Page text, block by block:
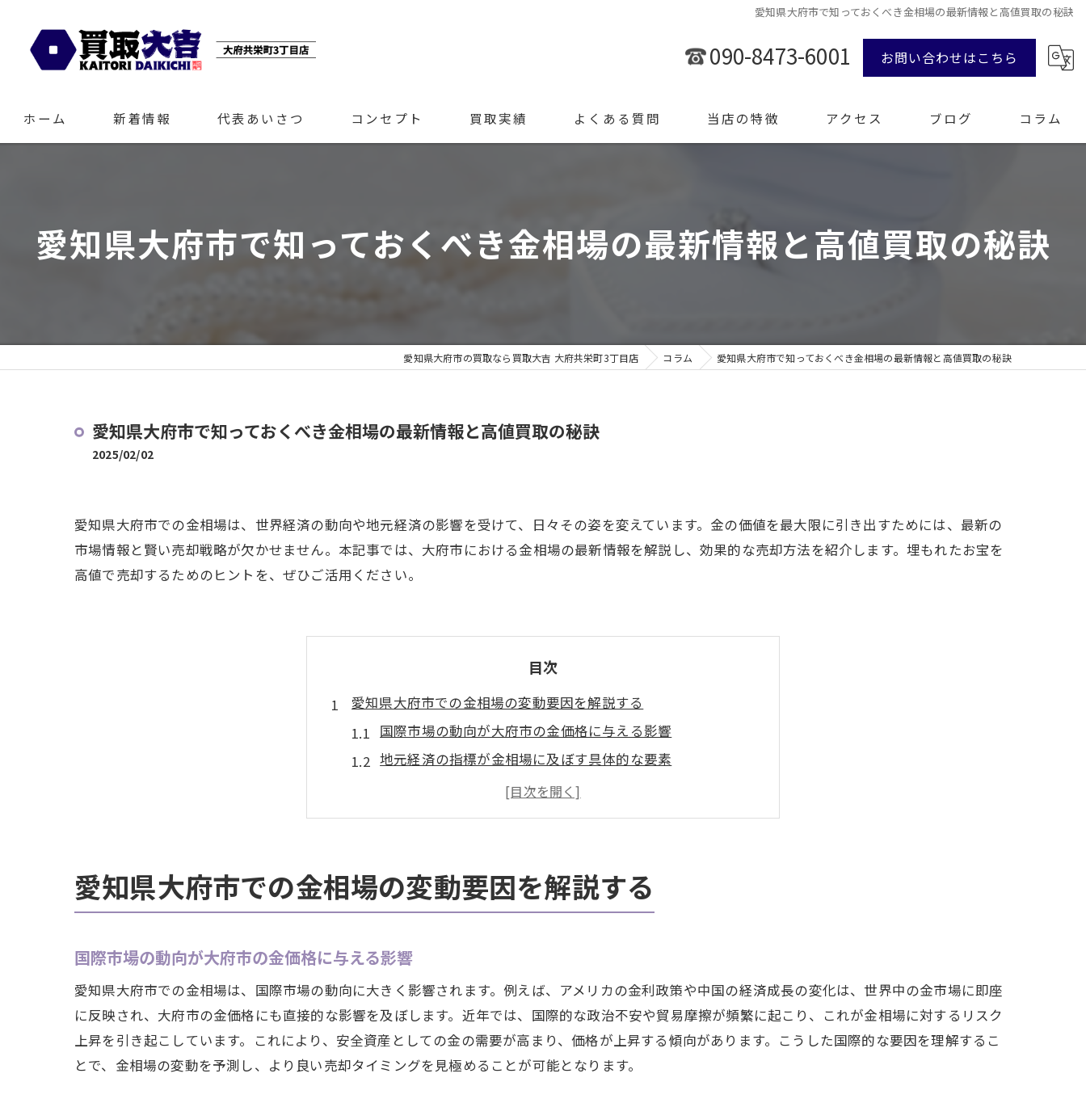
愛知県大府市で知っておくべき金相場の最新情報と高値買取の秘訣
090-8473-6001 お問い合わせはこちら
ホーム 新着情報 代表あいさつ コンセプト 買取実績 よくある質問 当店の特徴
腕時計
アクセス ブログ コラム
愛知県大府市で知っておくべき金相場の最新情報と高値買取の秘訣
愛知県大府市の買取なら買取大吉 大府共栄町3丁目店 コラム 愛知県大府市で知っておくべき金相場の最新情報と高値買取の秘訣
愛知県大府市で知っておくべき金相場の最新情報と高値買取の秘訣
2025/02/02
愛知県大府市での金相場は、世界経済の動向や地元経済の影響を受けて、日々その姿を変えています。金の価値を最大限に引き出すためには、最新の
市場情報と賢い売却戦略が欠かせません。本記事では、大府市における金相場の最新情報を解説し、効果的な売却方法を紹介します。埋もれたお宝を
高値で売却するためのヒントを、ぜひご活用ください。
目次
愛知県大府市での金相場の変動要因を解説する
国際市場の動向が大府市の金価格に与える影響
地元経済の指標が金相場に及ぼす具体的な要素
政治的イベントが金価格の変動に及ぼす影響
日々のニュースが金相場にどのように影響するか
季節的変動と金相場の関係性を探る
金相場を見極めて大府市で効果的に金を売る方法
大府市で金を売るためのタイミングの選び方
効果的な金の売却戦略を立てる方法
最新の金相場情報を収集する方法
リスクを管理しつつ高値で売却する秘訣
信頼できる買取業者を選ぶポイント
愛知県大府市での金相場の変動要因を解説する
国際市場の動向が大府市の金価格に与える影響
愛知県大府市での金相場は、国際市場の動向に大きく影響されます。例えば、アメリカの金利政策や中国の経済成長の変化は、世界中の金市場に即座
に反映され、大府市の金価格にも直接的な影響を及ぼします。近年では、国際的な政治不安や貿易摩擦が頻繁に起こり、これが金相場に対するリスク
上昇を引き起こしています。これにより、安全資産としての金の需要が高まり、価格が上昇する傾向があります。こうした国際的な要因を理解するこ
とで、金相場の変動を予測し、より良い売却タイミングを見極めることが可能となります。